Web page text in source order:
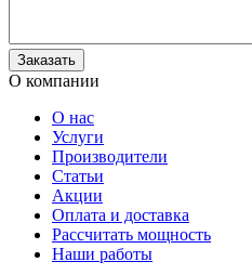
О компании
О нас
Услуги
Производители
Статьи
Акции
Оплата и доставка
Рассчитать мощность
Наши работы